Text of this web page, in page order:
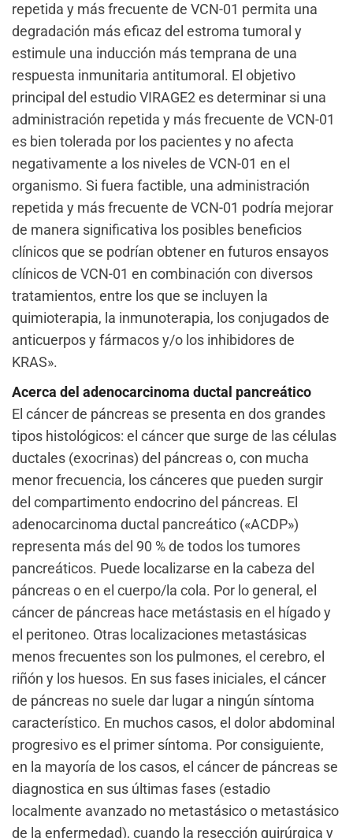
repetida y más frecuente de VCN-01 permita una
degradación más eficaz del estroma tumoral y
estimule una inducción más temprana de una
respuesta inmunitaria antitumoral. El objetivo
principal del estudio VIRAGE2 es determinar si una
administración repetida y más frecuente de VCN-01
es bien tolerada por los pacientes y no afecta
negativamente a los niveles de VCN-01 en el
organismo. Si fuera factible, una administración
repetida y más frecuente de VCN-01 podría mejorar
de manera significativa los posibles beneficios
clínicos que se podrían obtener en futuros ensayos
clínicos de VCN-01 en combinación con diversos
tratamientos, entre los que se incluyen la
quimioterapia, la inmunoterapia, los conjugados de
anticuerpos y fármacos y/o los inhibidores de
KRAS».
Acerca del adenocarcinoma ductal pancreático
El cáncer de páncreas se presenta en dos grandes
tipos histológicos: el cáncer que surge de las células
ductales (exocrinas) del páncreas o, con mucha
menor frecuencia, los cánceres que pueden surgir
del compartimento endocrino del páncreas. El
adenocarcinoma ductal pancreático («ACDP»)
representa más del 90 % de todos los tumores
pancreáticos. Puede localizarse en la cabeza del
páncreas o en el cuerpo/la cola. Por lo general, el
cáncer de páncreas hace metástasis en el hígado y
el peritoneo. Otras localizaciones metastásicas
menos frecuentes son los pulmones, el cerebro, el
riñón y los huesos. En sus fases iniciales, el cáncer
de páncreas no suele dar lugar a ningún síntoma
característico. En muchos casos, el dolor abdominal
progresivo es el primer síntoma. Por consiguiente,
en la mayoría de los casos, el cáncer de páncreas se
diagnostica en sus últimas fases (estadio
localmente avanzado no metastásico o metastásico
de la enfermedad), cuando la resección quirúrgica y